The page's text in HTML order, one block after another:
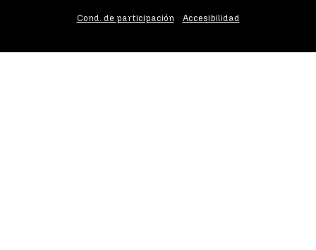
Cond. de participación Accesibilidad